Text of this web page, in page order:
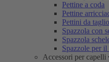
Pettine a coda
Pettine
Pettini da
Spazzola con
Spazzola
Spazzole per il
Accessori per capelli